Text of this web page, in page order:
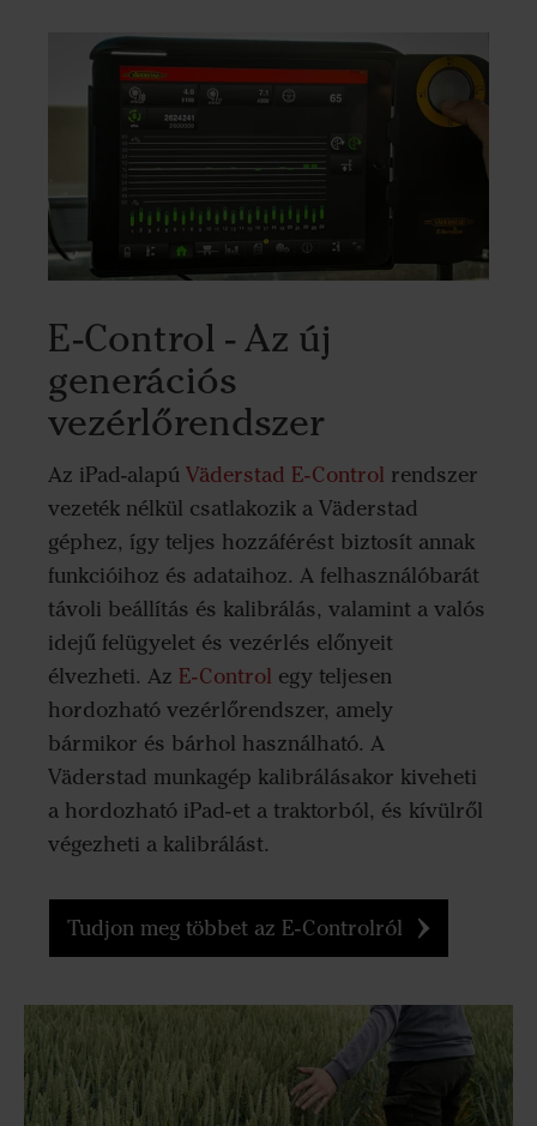
E-Control - Az új
generációs
vezérlőrendszer
Az iPad-alapú Väderstad E-Control rendszer
vezeték nélkül csatlakozik a Väderstad
géphez, így teljes hozzáférést biztosít annak
funkcióihoz és adataihoz. A felhasználóbarát
távoli beállítás és kalibrálás, valamint a valós
idejű felügyelet és vezérlés előnyeit
élvezheti. Az E-Control egy teljesen
hordozható vezérlőrendszer, amely
bármikor és bárhol használható. A
Väderstad munkagép kalibrálásakor kiveheti
a hordozható iPad-et a traktorból, és kívülről
végezheti a kalibrálást.
Tudjon meg többet az E-Controlról